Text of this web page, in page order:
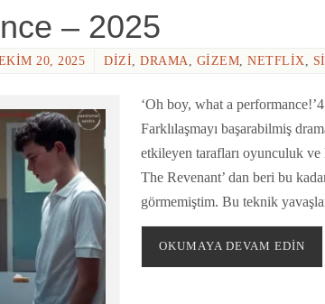
– 2025
20, 2025 DIZI, DRAMA, GIZEM, NETFLIX,
‘Oh boy, what a
Farklılaşmayı başarabilmiş
etkileyen tarafları oyunculuk
The Revenant’ dan beri bu
görmemiştim. Bu teknik
OKUMAYA DEVAM EDIN